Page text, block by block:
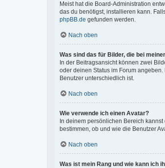
Meist hat die Board-Administration
das du benötigst, installieren kann.
phpBB.de gefunden werden.
Nach oben
Was sind das für Bilder, die bei
In der Beitragsansicht können zwei
oder deinen Status im Forum
Benutzer unterschiedlich ist.
Nach oben
Wie verwende ich einen Avatar?
In deinem persönlichen Bereich
bestimmen, ob und wie die Benutzer
Nach oben
Was ist mein Rang und wie kann ich